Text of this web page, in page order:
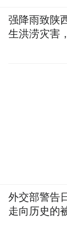
强降雨致陕
生洪涝灾害
外交部警告
走向历史的